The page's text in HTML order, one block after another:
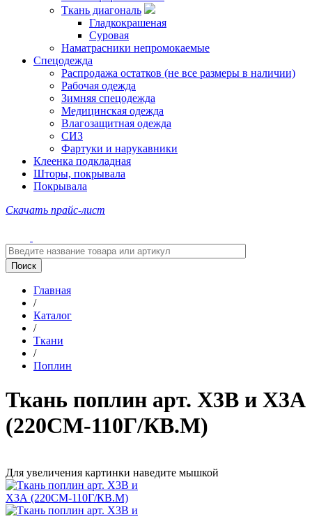
Ткань диагональ
Гладкокрашеная
Суровая
Наматрасники непромокаемые
Спецодежда
Распродажа остатков (не все размеры в наличии)
Рабочая одежда
Зимняя спецодежда
Медицинская одежда
Влагозащитная одежда
СИЗ
Фартуки и нарукавники
Клеенка подкладная
Шторы, покрывала
Покрывала
Скачать прайс-лист
Главная
/
Каталог
/
Ткани
/
Поплин
Ткань поплин арт. Х3В и Х3А
(220СМ-110Г/КВ.М)
Для увеличения картинки наведите мышкой